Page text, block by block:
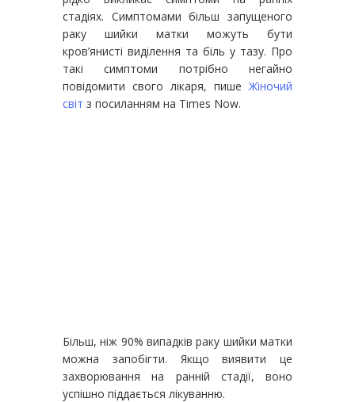
стадіях. Симптомами більш запущеного
раку шийки матки можуть бути
кров’янисті виділення та біль у тазу. Про
такі симптоми потрібно негайно
повідомити свого лікаря, пишеЖіночий
світ з посиланням на Times Now.
Більш, ніж 90% випадків раку шийки матки
можна запобігти. Якщо виявити це
захворювання на ранній стадії, воно
успішно піддається лікуванню.